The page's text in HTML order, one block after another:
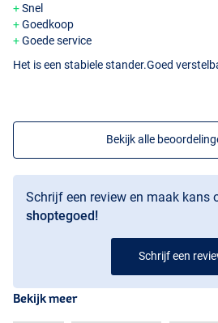
Snel
Goedkoop
Goede service
Het is een stabiele stander.Goed
Bekijk alle
Schrijf een review en maak kans
shoptegoed!
Schrijf een
Bekijk meer